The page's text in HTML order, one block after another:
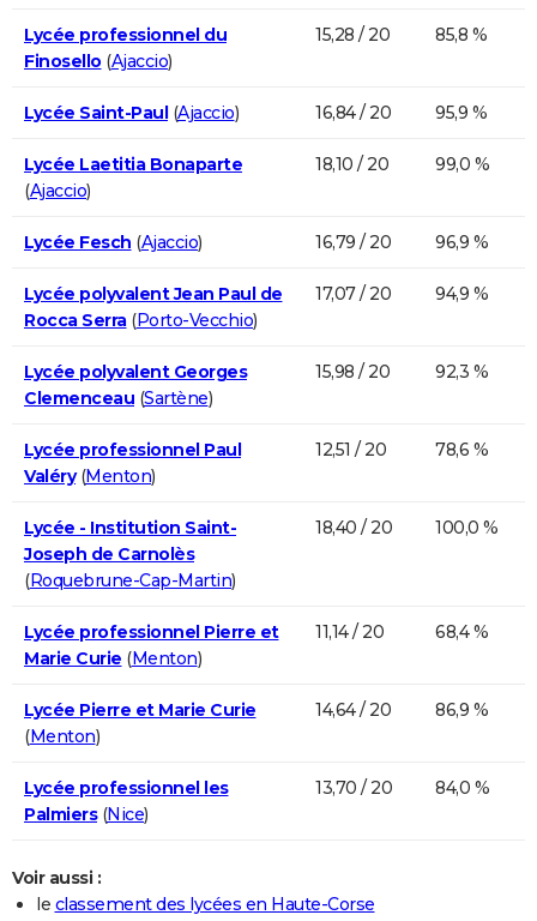
Lycée professionnel du
Finosello (Ajaccio)
15,28 / 20 85,8 %
Lycée Saint-Paul(Ajaccio) 16,84 / 20 95,9 %
Lycée Laetitia Bonaparte
(Ajaccio)
18,10 / 20 99,0 %
Lycée Fesch (Ajaccio) 16,79 / 20 96,9 %
Lycée polyvalent Jean Paul de
Rocca Serra(Porto-Vecchio)
17,07 / 20 94,9 %
Lycée polyvalent Georges
Clemenceau (Sartène)
15,98 / 20 92,3 %
Lycée professionnel Paul
Valéry(Menton)
12,51 / 20 78,6 %
Lycée - Institution Saint-
Joseph de Carnolès
(Roquebrune-Cap-Martin)
18,40 / 20 100,0 %
Lycée professionnel Pierre et
Marie Curie (Menton)
11,14 / 20 68,4 %
Lycée Pierre et Marie Curie
(Menton)
14,64 / 20 86,9 %
Lycée professionnel les
Palmiers(Nice)
13,70 / 20 84,0 %
Voir aussi :
le classement des lycées en Haute-Corse